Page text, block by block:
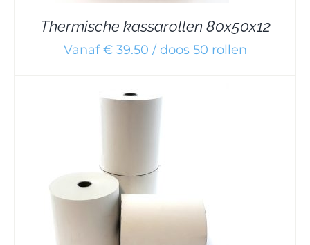
Thermische kassarollen 80x50x12
Vanaf € 39.50 / doos 50 rollen